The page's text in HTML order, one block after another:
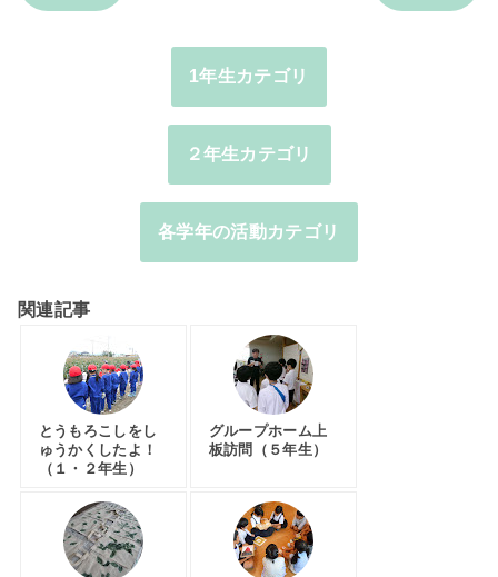
1年生カテゴリ
２年生カテゴリ
各学年の活動カテゴリ
関連記事
とうもろこしをし
ゅうかくしたよ！
（１・２年生）
グループホーム上
板訪問（５年生）